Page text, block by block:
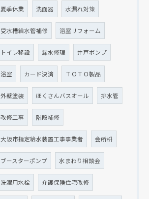
夏季休業 洗面器 水漏れ対策
受水槽給水管補修 浴室リフォーム
トイレ移設 漏水修理 井戸ポンプ
浴室 カード決済 ＴＯＴＯ製品
外壁塗装 ほくさんバスオール 排水管
改修工事 階段補修
大阪市指定給水装置工事事業者 会所枡
ブースターポンプ 水まわり相談会
洗濯用水栓 介護保険住宅改修